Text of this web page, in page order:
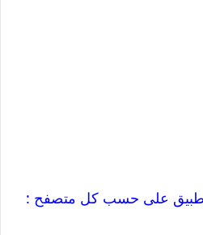
على حسب كل متصفح